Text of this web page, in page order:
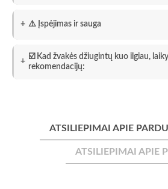
⚠️ Įspėjimas ir sauga
☑️ Kad žvakės džiugintų kuo ilgiau,
rekomendacijų:
ATSILIEPIMAI APIE
ATSILIEPIMAI APIE